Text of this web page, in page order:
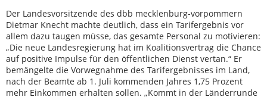
Der Landesvorsitzende des dbb mecklenburg-vorpommern
Dietmar Knecht machte deutlich, dass ein Tarifergebnis vor
allem dazu taugen müsse, das gesamte Personal zu motivieren:
„Die neue Landesregierung hat im Koalitionsvertrag die Chance
auf positive Impulse für den öffentlichen Dienst vertan.“ Er
bemängelte die Vorwegnahme des Tarifergebnisses im Land,
nach der Beamte ab 1. Juli kommenden Jahres 1,75 Prozent
mehr Einkommen erhalten sollen. „Kommt in der Länderrunde